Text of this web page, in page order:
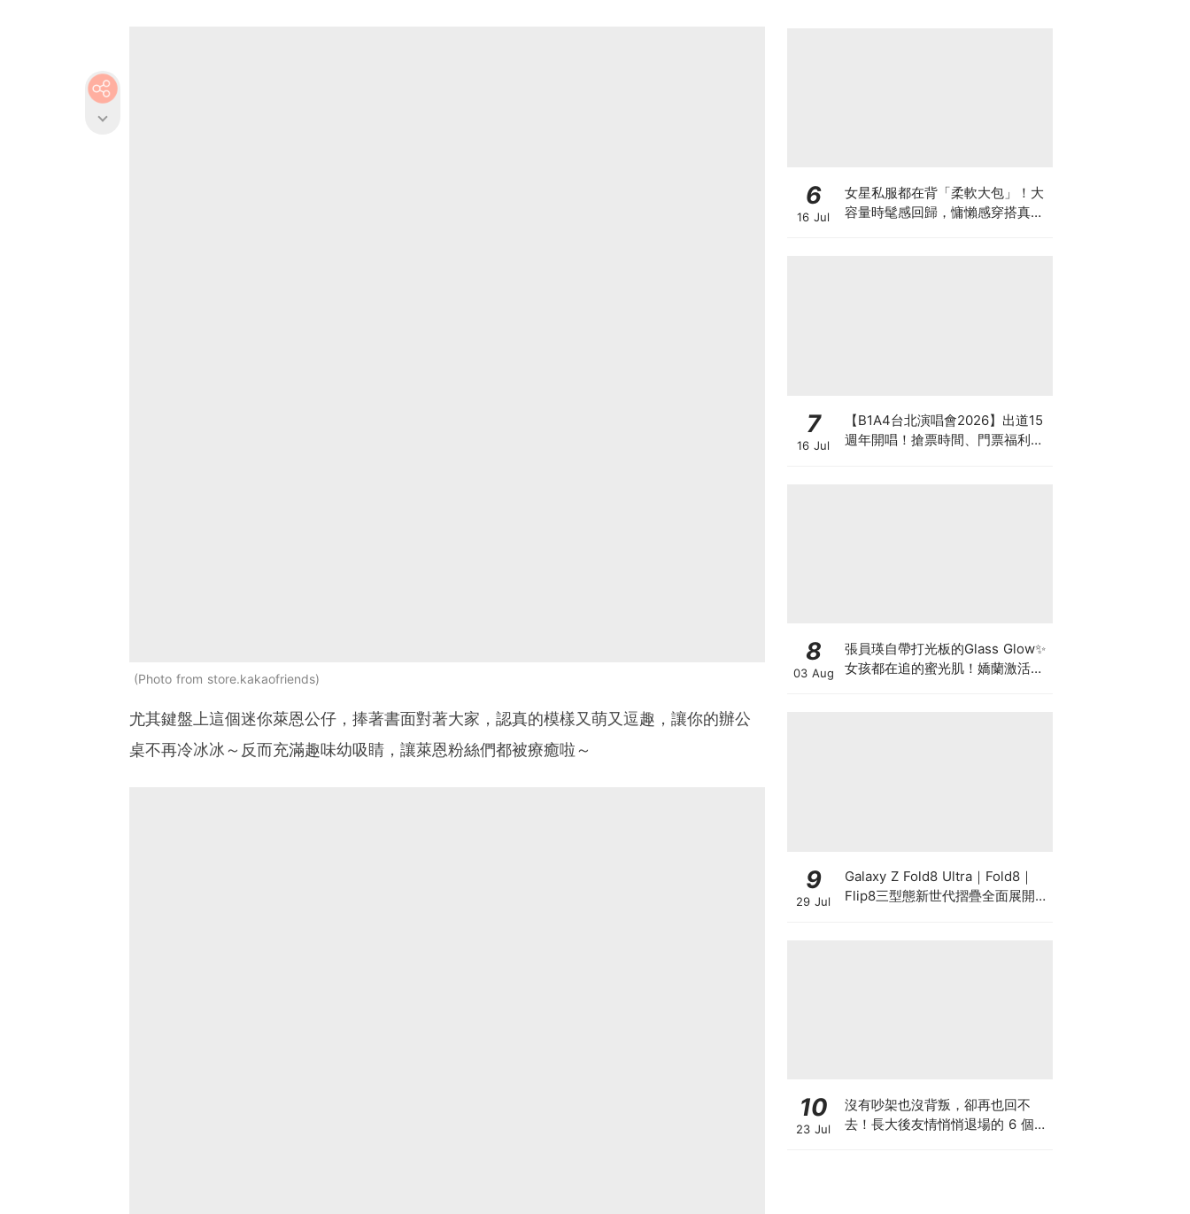
Photo from store.kakaofriends
尤其鍵盤上這個迷你萊恩公仔，捧著書面對著大家，認真的模樣又萌又逗趣，讓你的辦公
桌不再冷冰冰～反而充滿趣味幼吸睛，讓萊恩粉絲們都被療癒啦～
6
16 Jul
女星私服都在背「柔軟大包」！大
容量時髦感回歸，慵懶感穿搭真的
7
16 Jul
【B1A4台北演唱會2026】出道15
週年開唱！搶票時間、門票福利、
8
03 Aug
張員瑛自帶打光板的Glass Glow✨
女孩都在追的蜜光肌！嬌蘭激活能
9
29 Jul
Galaxy Z Fold8 Ultra｜Fold8｜
Flip8三型態新世代摺疊全面展開！
10
23 Jul
沒有吵架也沒背叛，卻再也回不
去！長大後友情悄悄退場的 6 個預